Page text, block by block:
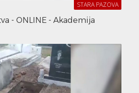
STARA PAZOVA
- ONLINE - Akademija